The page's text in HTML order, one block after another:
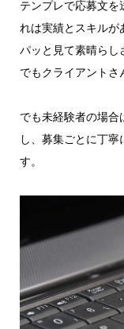
テンプレで応募文を
れは実績とスキルが
パッと見て素晴らし
でもクライアントさ
でも未経験者の場合
し、募集ごとに丁
す。